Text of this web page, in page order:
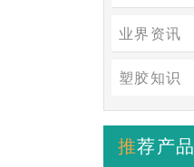
业界资讯
塑胶知识
推荐产品